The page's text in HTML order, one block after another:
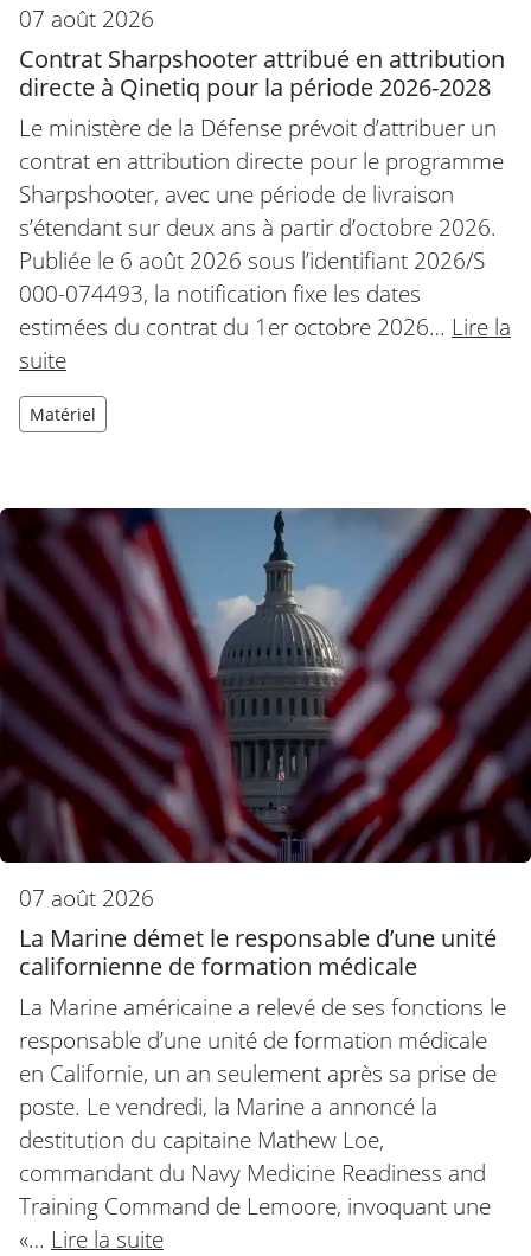
07 août 2026
Contrat Sharpshooter attribué en attribution
directe à Qinetiq pour la période 2026-2028
Le ministère de la Défense prévoit d’attribuer un
contrat en attribution directe pour le programme
Sharpshooter, avec une période de livraison
s’étendant sur deux ans à partir d’octobre 2026.
Publiée le 6 août 2026 sous l’identifiant 2026/S
000-074493, la notification fixe les dates
estimées du contrat du 1er octobre 2026… Lire la
suite
Matériel
07 août 2026
La Marine démet le responsable d’une unité
californienne de formation médicale
La Marine américaine a relevé de ses fonctions le
responsable d’une unité de formation médicale
en Californie, un an seulement après sa prise de
poste. Le vendredi, la Marine a annoncé la
destitution du capitaine Mathew Loe,
commandant du Navy Medicine Readiness and
Training Command de Lemoore, invoquant une
«… Lire la suite